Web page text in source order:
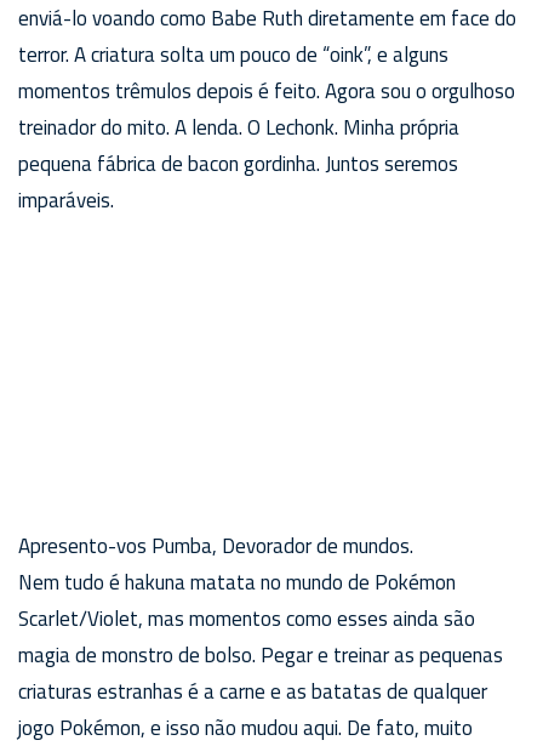
enviá-lo voando como Babe Ruth diretamente em face do
terror. A criatura solta um pouco de “oink”, e alguns
momentos trêmulos depois é feito. Agora sou o orgulhoso
treinador do mito. A lenda. O Lechonk. Minha própria
pequena fábrica de bacon gordinha. Juntos seremos
imparáveis.
Apresento-vos Pumba, Devorador de mundos.
Nem tudo é hakuna matata no mundo de Pokémon
Scarlet/Violet, mas momentos como esses ainda são
magia de monstro de bolso. Pegar e treinar as pequenas
criaturas estranhas é a carne e as batatas de qualquer
jogo Pokémon, e isso não mudou aqui. De fato, muito